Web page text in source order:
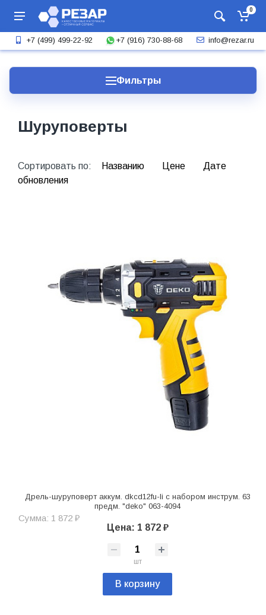
0
+7 (499) 499-22-92 +7 (916) 730-88-68 info@rezar.ru
Фильтры
Шуруповерты
Сортировать по: Названию Цене
Дате
обновления
Дрель-шуруповерт аккум. dkcd12fu-li с набором инструм. 63
предм. "deko" 063-4094
Сумма: 1 872 ₽
Цена: 1 872 ₽
шт
В корзину